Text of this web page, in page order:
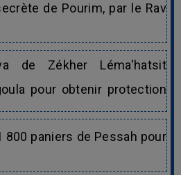
de Pourim, par le Rav
de Zékher Léma'hatsit
pour obtenir protection
800 paniers de Pessah pour